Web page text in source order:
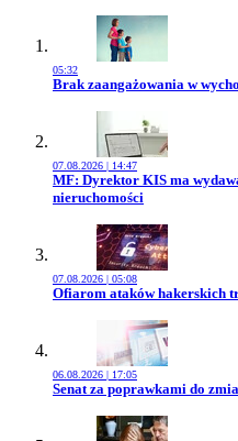
05:32
Przejdź do artykułu:
Brak zaangażowania w
07.08.2026 | 14:47
Przejdź do artykułu:
MF: Dyrektor KIS ma
nieruchomości
07.08.2026 | 05:08
Przejdź do artykułu:
Ofiarom ataków hakerskich
06.08.2026 | 17:05
Przejdź do artykułu:
Senat za poprawkami do